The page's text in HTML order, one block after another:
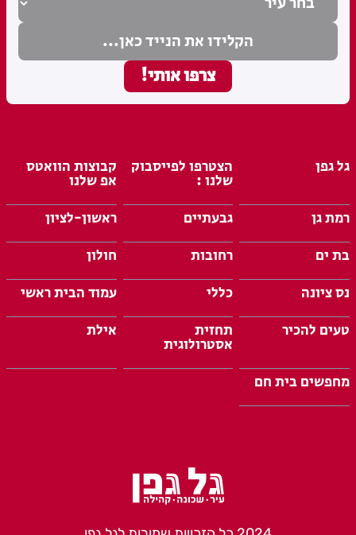
גל גפן הצטרפו לפייסבוק
שלנו :
קבוצות הוואטס
אפ שלנו
רמת גן
גבעתיים
ראשון-לציון
בת ים
רחובות
חולון
נס ציונה
כללי
עמוד הבית ראשי
טעים להכיר
תחזית
אסטרולוגית
אילת
מחפשים בית חם